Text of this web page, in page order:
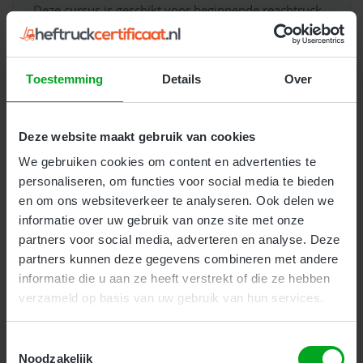
Toestemming Details Over
Deze website maakt gebruik van cookies
We gebruiken cookies om content en advertenties te
personaliseren, om functies voor social media te bieden
en om ons websiteverkeer te analyseren. Ook delen we
informatie over uw gebruik van onze site met onze
partners voor social media, adverteren en analyse. Deze
partners kunnen deze gegevens combineren met andere
informatie die u aan ze heeft verstrekt of die ze hebben
verzameld op basis van uw gebruik van hun services.
Noodzakelijk
Deze cursus is geschikt voor beginnende reachtruck
bestuurders zonder of met weinig ervaring. Deze
veiligheidsopleiding gaat dieper in op veiligheid,
aaneengesloten dagen.
Meer Informatie
Veilig werken met de heftruck en
reachtruck